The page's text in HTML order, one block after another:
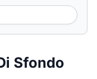
Sfondo